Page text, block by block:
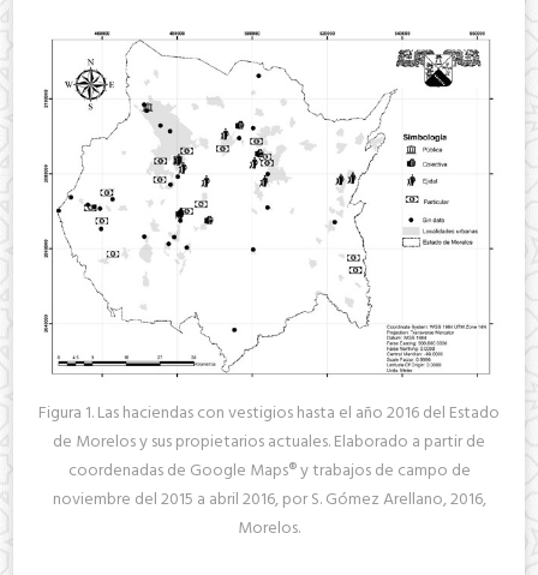
Figura 1. Las haciendas con vestigios hasta el año 2016 del Estado
de Morelos y sus propietarios actuales. Elaborado a partir de
coordenadas de Google Maps® y trabajos de campo de
noviembre del 2015 a abril 2016, por S. Gómez Arellano, 2016,
Morelos.